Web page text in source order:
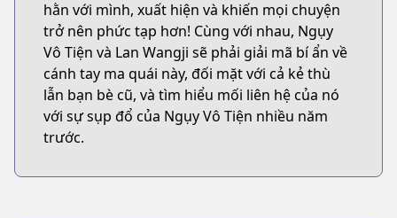
hằn với mình, xuất hiện và khiến mọi chuyện
trở nên phức tạp hơn! Cùng với nhau, Ngụy
Vô Tiện và Lan Wangji sẽ phải giải mã bí ẩn về
cánh tay ma quái này, đối mặt với cả kẻ thù
lẫn bạn bè cũ, và tìm hiểu mối liên hệ của nó
với sự sụp đổ của Ngụy Vô Tiện nhiều năm
trước.